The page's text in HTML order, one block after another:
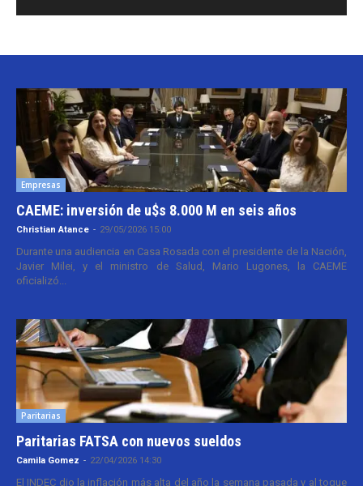
Empresas
CAEME: inversión de u$s 8.000 M en seis años
Christian Atance - 29/05/2026 15:00
Durante una audiencia en Casa Rosada con el presidente de la Nación,
Javier Milei, y el ministro de Salud, Mario Lugones, la CAEME
oficializó...
Paritarias
Paritarias FATSA con nuevos sueldos
Camila Gomez - 22/04/2026 14:30
El INDEC dio la inflación más alta del año la semana pasada y al toque